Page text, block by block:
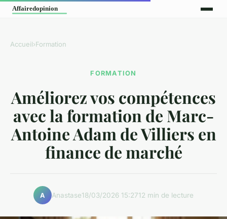
Accueil›Formation
FORMATION
Améliorez vos compétences
avec la formation de Marc-
Antoine Adam de Villiers en
finance de marché
A Anastase18/03/2026 15:2712 min de lecture